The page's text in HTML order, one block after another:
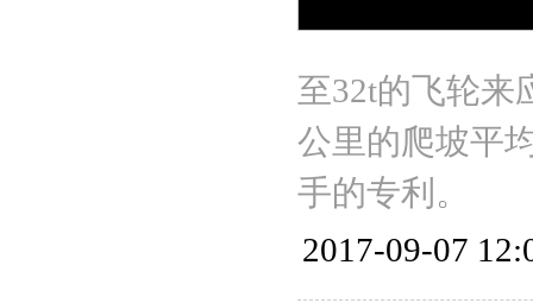
至32t的飞轮来
公里的爬坡平
手的专利。
2017-09-07